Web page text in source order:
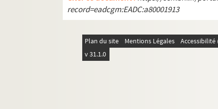
record=eadcgm:EADC:a80001913
Plan du site Mentions Légales
v 31.1.0